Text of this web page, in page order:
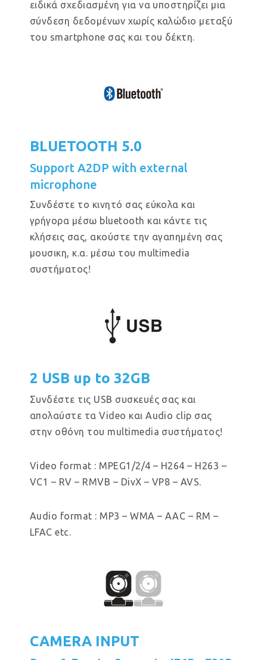
ειδικά σχεδιασμένη για να υποστηρίζει μια
σύνδεση δεδομένων χωρίς καλώδιο μεταξύ
του smartphone σας και του δέκτη.
BLUETOOTH 5.0
Support A2DP with external
microphone
Συνδέστε το κινητό σας εύκολα και
γρήγορα μέσω bluetooth και κάντε τις
κλήσεις σας, ακούστε την αγαπημένη σας
μουσικη, κ.α. μέσω του multimedia
συστήματος!
2 USB up to 32GB
Συνδέστε τις USB συσκευές σας και
απολαύστε τα Video και Audio clip σας
στην οθόνη του multimedia συστήματος!
Video format : MPEG1/2/4 – H264 – H263 –
VC1 – RV – RMVB – DivX – VP8 – AVS.
Audio format : MP3 – WMA – AAC – RM –
LFAC etc.
CAMERA INPUT